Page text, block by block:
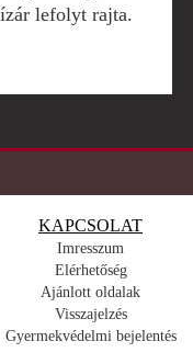
lefolyt rajta.
KAPCSOLAT
Imresszum
Elérhetőség
Ajánlott oldalak
Visszajelzés
Gyermekvédelmi bejelentés